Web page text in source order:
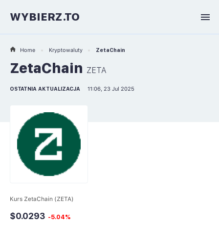
WYBIERZ.TO
Home Kryptowaluty ZetaChain
ZetaChain ZETA
OSTATNIA AKTUALIZACJA 11:06, 23 Jul 2025
Kurs ZetaChain (ZETA)
$0.0293 -5.04%